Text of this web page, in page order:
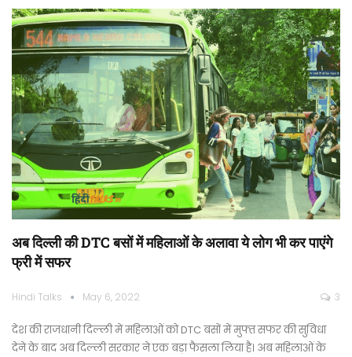
अब दिल्ली की DTC बसों में महिलाओं के अलावा ये लोग भी कर पाएंगे
फ्री में सफर
Hindi Talks May 6, 2022 3
देश की राजधानी दिल्ली में महिलाओं को DTC बसों में मुफ्त सफर की सुविधा
देने के बाद अब दिल्ली सरकार ने एक बड़ा फैसला लिया है। अब महिलाओं के